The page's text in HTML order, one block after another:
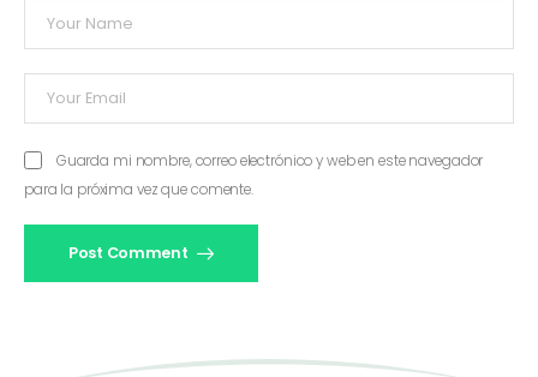
Guarda mi nombre, correo electrónico y web en este navegador
para la próxima vez que comente.
Post Comment